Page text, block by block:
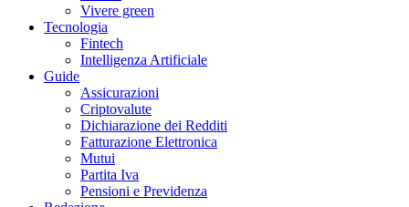
Vivere green
Tecnologia
Fintech
Intelligenza Artificiale
Guide
Assicurazioni
Criptovalute
Dichiarazione dei Redditi
Fatturazione Elettronica
Mutui
Partita Iva
Pensioni e Previdenza